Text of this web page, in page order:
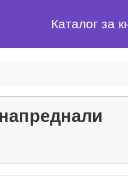
Каталог за